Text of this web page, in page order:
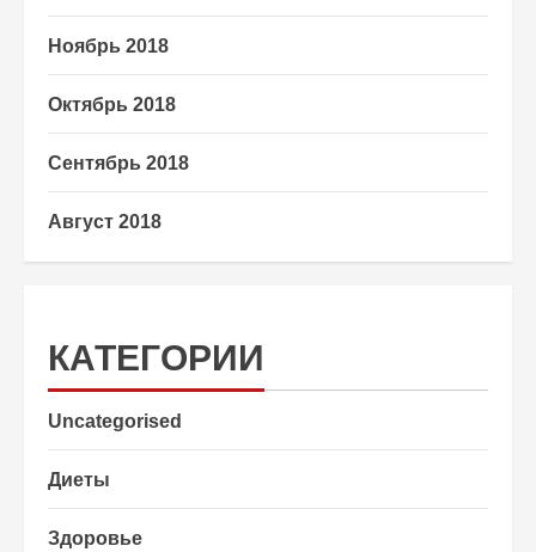
Ноябрь 2018
Октябрь 2018
Сентябрь 2018
Август 2018
КАТЕГОРИИ
Uncategorised
Диеты
Здоровье